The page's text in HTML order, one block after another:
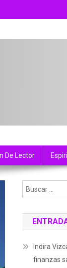
De Lector
Indira
finanzas